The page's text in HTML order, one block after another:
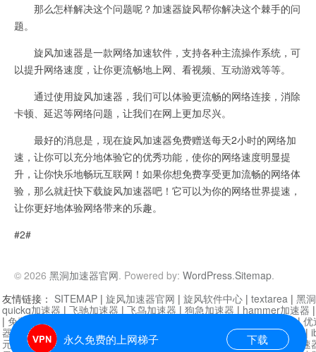
那么怎样解决这个问题呢？加速器旋风帮你解决这个棘手的问
题。
旋风加速器是一款网络加速软件，支持各种主流操作系统，可
以提升网络速度，让你更流畅地上网、看视频、互动游戏等等。
通过使用旋风加速器，我们可以体验更流畅的网络连接，消除
卡顿、延迟等网络问题，让我们在网上更加尽兴。
最好的消息是，现在旋风加速器免费赠送每天2小时的网络加
速，让你可以充分地体验它的优秀功能，使你的网络速度明显提
升，让你快乐地畅玩互联网！如果你想免费享受更加流畅的网络体
验，那么就赶快下载旋风加速器吧！它可以为你的网络世界提速，
让你更好地体验网络带来的乐趣。
#2#
© 2026 黑洞加速器官网. Powered by: WordPress.Sitemap.
永久免费的上网梯子 下载
友情链接： SITEMAP | 旋风加速器官网 | 旋风软件中心 | textarea | 黑
quickq加速器 | 飞驰加速器 | 飞鸟加速器 | 狗急加速器 | hammer加速器
| 免费vqn加速外网 迷雾通|优
器| 快柠檬加速器 |黑洞加速 |falemon 快橙加速器|anycast加速器 |
元机场加速器 |一元机场|老王加速器 | 白石山|
小牛加速